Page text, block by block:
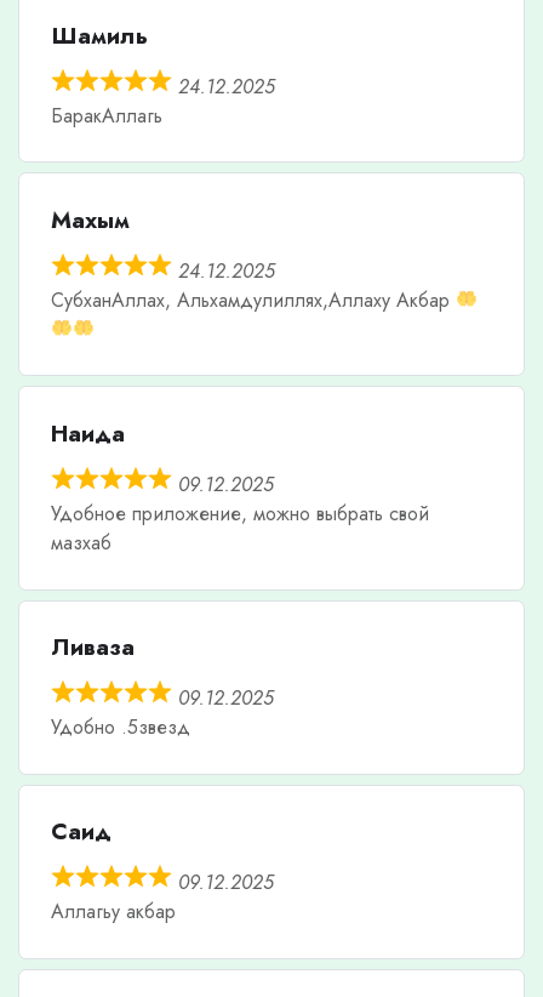
Шамиль
24.12.2025
БаракАллагь
Махым
24.12.2025
СубханАллах, Альхамдулиллях,Аллаху Акбар
Наида
09.12.2025
Удобное приложение, можно выбрать свой
мазхаб
Ливаза
09.12.2025
Удобно .5звезд
Саид
09.12.2025
Аллагьу акбар